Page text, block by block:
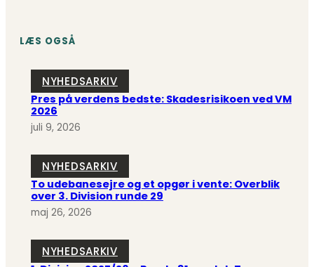
LÆS OGSÅ
NYHEDSARKIV
Pres på verdens bedste: Skadesrisikoen ved VM
2026
juli 9, 2026
NYHEDSARKIV
To udebanesejre og et opgør i vente: Overblik
over 3. Division runde 29
maj 26, 2026
NYHEDSARKIV